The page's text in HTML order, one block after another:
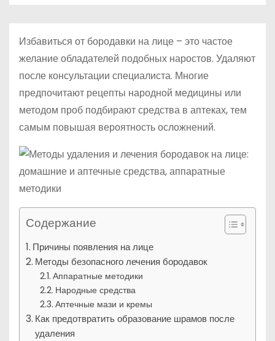
Избавиться от бородавки на лице – это частое
желание обладателей подобных наростов. Удаляют
после консультации специалиста. Многие
предпочитают рецепты народной медицины или
методом проб подбирают средства в аптеках, тем
самым повышая вероятность осложнений.
Содержание
Причины появления на лице
Методы безопасного лечения бородавок
Аппаратные методики
Народные средства
Аптечные мази и кремы
Как предотвратить образование шрамов после
удаления